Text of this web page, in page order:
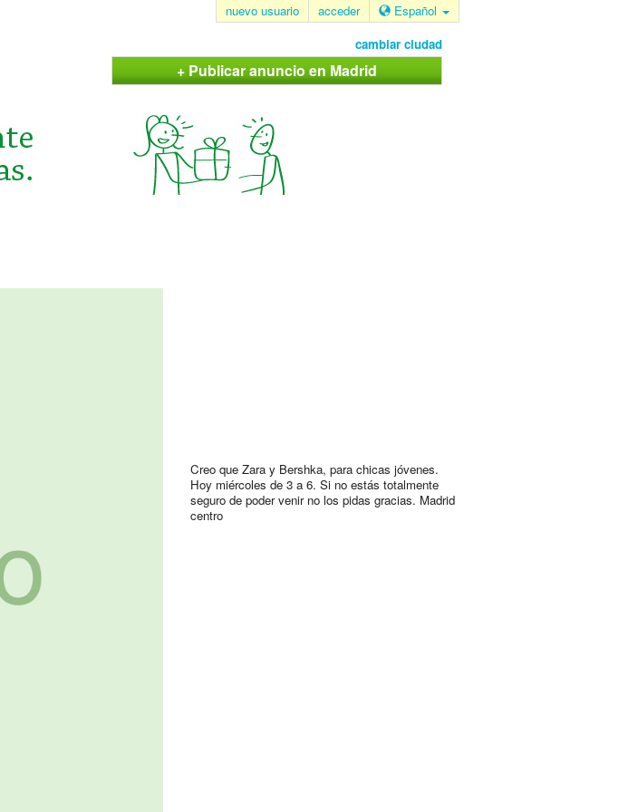
nuevo usuario acceder Español
cambiar ciudad
+ Publicar anuncio en Madrid
Creo que Zara y Bershka, para chicas jóvenes.
Hoy miércoles de 3 a 6. Si no estás totalmente
seguro de poder venir no los pidas gracias. Madrid
centro